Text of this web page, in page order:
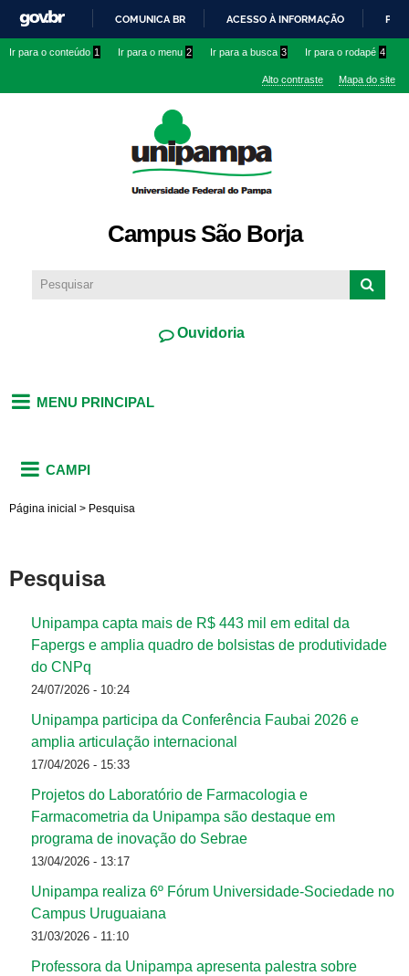
conteúdo
IR
O
COMUNICA BR ACESSO À INFORMAÇÃO
Ir para o conteúdo 1 Ir para o menu 2 Ir para a busca 3 Ir para o rodapé 4
Alto contraste Mapa do site
Campus São Borja
Ouvidoria
MENU PRINCIPAL
CAMPI
Página inicial > Pesquisa
Pesquisa
Unipampa capta mais de R$ 443 mil em edital da
Fapergs e amplia quadro de bolsistas de produtividade
do CNPq
24/07/2026 - 10:24
Unipampa participa da Conferência Faubai 2026 e
amplia articulação internacional
17/04/2026 - 15:33
Projetos do Laboratório de Farmacologia e
Farmacometria da Unipampa são destaque em
programa de inovação do Sebrae
13/04/2026 - 13:17
Unipampa realiza 6º Fórum Universidade-Sociedade no
Campus Uruguaiana
31/03/2026 - 11:10
Professora da Unipampa apresenta palestra sobre